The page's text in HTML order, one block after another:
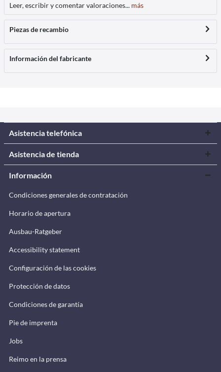
Leer, escribir y comentar valoraciones... más
Piezas de recambio
Información del fabricante
Asistencia telefónica
Asistencia de tienda
Información
Condiciones generales de contratación
Horario de apertura
Ausbau-Ratgeber
Accessibility statement
Configuración de las cookies
Protección de datos
Condiciones de garantía
Pie de imprenta
Jobs
Reimo en la prensa